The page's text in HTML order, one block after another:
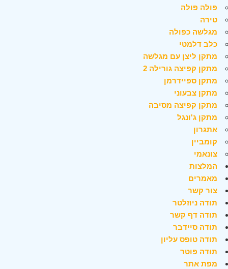
פולה פולה
טירה
מגלשה כפולה
כלב דלמטי
מתקן ליצן עם מגלשה
מתקן קפיצה גורילה 2
מתקן ספיידרמן
מתקן צבעוני
מתקן קפיצה מסיבה
מתקן ג'ונגל
אתגרון
קומביין
צונאמי
המלצות
מאמרים
צור קשר
תודה ניוזלטר
תודה דף קשר
תודה סיידבר
תודה טופס עליון
תודה פוטר
מפת אתר